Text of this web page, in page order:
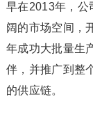
早在2013年，公
阔的市场空间，
年成功大批量生
伴，并推广到整
的供应链。